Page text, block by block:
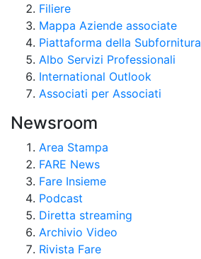
Filiere
Mappa Aziende associate
Piattaforma della Subfornitura
Albo Servizi Professionali
International Outlook
Associati per Associati
Newsroom
Area Stampa
FARE News
Fare Insieme
Podcast
Diretta streaming
Archivio Video
Rivista Fare